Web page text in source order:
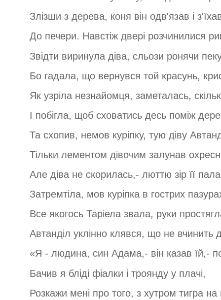
Злізши з дерева, коня він одв'язав і
До печери. Навстіж двері розчинилися
Звідти виринула діва, сльози ронячи
Бо гадала, що вернувся той красунь,
Як узріла незнайомця, заметалась,
І побігла, щоб сховатись десь поміж
Та схопив, немов куріпку, тую діву
Тільки лементом дівочим залунав
Але діва не скорилась,- люттю зір її
Затремтіла, мов куріпка в гострих
Все якогось Таріела звала, руки
Автанділ уклінно клявся, що не вчинить
«Я - людина, син Адама,- він казав їй,-
Бачив я бліді фіалки і троянду у плачі,
Розкажи мені про того, з хутром тигра на